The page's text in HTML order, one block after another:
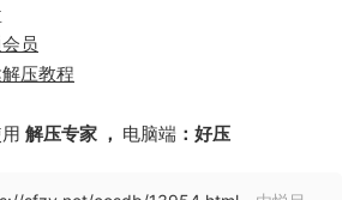
员
压教程
解压专家 ， 电脑端 ：好压